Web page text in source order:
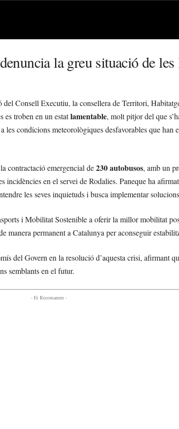
la greu situació de
del Consell Executiu, la consellera de Territori,
es troben en un estatlamentable, molt pitjor del que
les condicions meteorològiques desfavorables que han
contractació emergencial de230 autobusos, amb un
incidències en el servei de Rodalies. Paneque ha
les seves inquietuds i busca implementar
i Mobilitat Sostenible a oferir la millor mobilitat
manera permanent a Catalunya per aconseguir
del Govern en la resolució d’aquesta crisi, afirmant
semblants en el futur.
- Et Recomanem -